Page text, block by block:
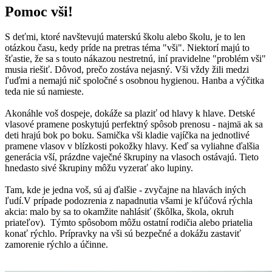
Pomoc vši!
S deťmi, ktoré navštevujú materskú školu alebo školu, je to len
otázkou času, kedy príde na pretras téma "vši". Niektorí majú to
šťastie, že sa s touto nákazou nestretnú, iní pravidelne "problém vši"
musia riešiť. Dôvod, prečo zostáva nejasný. Vši vždy žili medzi
ľuďmi a nemajú nič spoločné s osobnou hygienou. Hanba a výčitka
teda nie sú namieste.
Akonáhle voš dospeje, dokáže sa plaziť od hlavy k hlave. Detské
vlasové pramene poskytujú perfektný spôsob prenosu - najmä ak sa
deti hrajú bok po boku. Samička vši kladie vajíčka na jednotlivé
pramene vlasov v blízkosti pokožky hlavy. Keď sa vyliahne ďalšia
generácia vší, prázdne vaječné škrupiny na vlasoch ostávajú. Tieto
hnedasto sivé škrupiny môžu vyzerať ako lupiny.
Tam, kde je jedna voš, sú aj ďalšie - zvyčajne na hlavách iných
ľudí.V prípade podozrenia z napadnutia všami je kľúčová rýchla
akcia: malo by sa to okamžite nahlásiť (škôlka, škola, okruh
priateľov). Týmto spôsobom môžu ostatní rodičia alebo priatelia
konať rýchlo. Prípravky na vši sú bezpečné a dokážu zastaviť
zamorenie rýchlo a účinne.